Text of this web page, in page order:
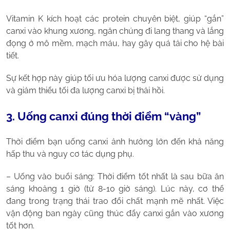
Vitamin K kích hoạt các protein chuyên biệt, giúp “gắn”
canxi vào khung xương, ngăn chúng đi lang thang và lắng
đọng ở mô mềm, mạch máu, hay gây quá tải cho hệ bài
tiết.
Sự kết hợp này giúp tối ưu hóa lượng canxi được sử dụng
và giảm thiểu tối đa lượng canxi bị thải hồi.
3. Uống canxi đúng thời điểm “vàng”
Thời điểm bạn uống canxi ảnh hưởng lớn đến khả năng
hấp thu và nguy cơ tác dụng phụ.
– Uống vào buổi sáng: Thời điểm tốt nhất là sau bữa ăn
sáng khoảng 1 giờ (từ 8-10 giờ sáng). Lúc này, cơ thể
đang trong trạng thái trao đổi chất mạnh mẽ nhất. Việc
vận động ban ngày cũng thúc đẩy canxi gắn vào xương
tốt hơn.